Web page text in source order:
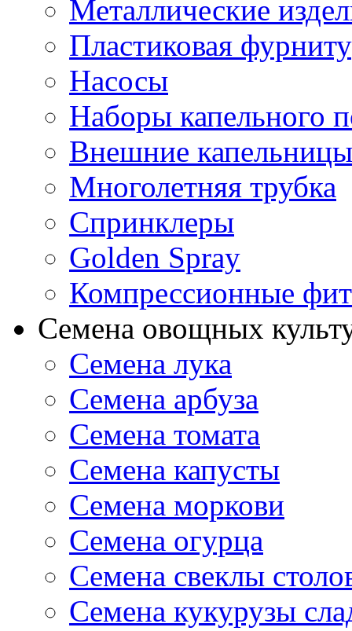
Металлические
Пластиковая
Насосы
Наборы капельного
Внешние капельницы
Многолетняя трубка
Спринклеры
Golden Spray
Компрессионные
Семена овощных
Семена лука
Семена арбуза
Семена томата
Семена капусты
Семена моркови
Семена огурца
Семена свеклы
Семена кукурузы